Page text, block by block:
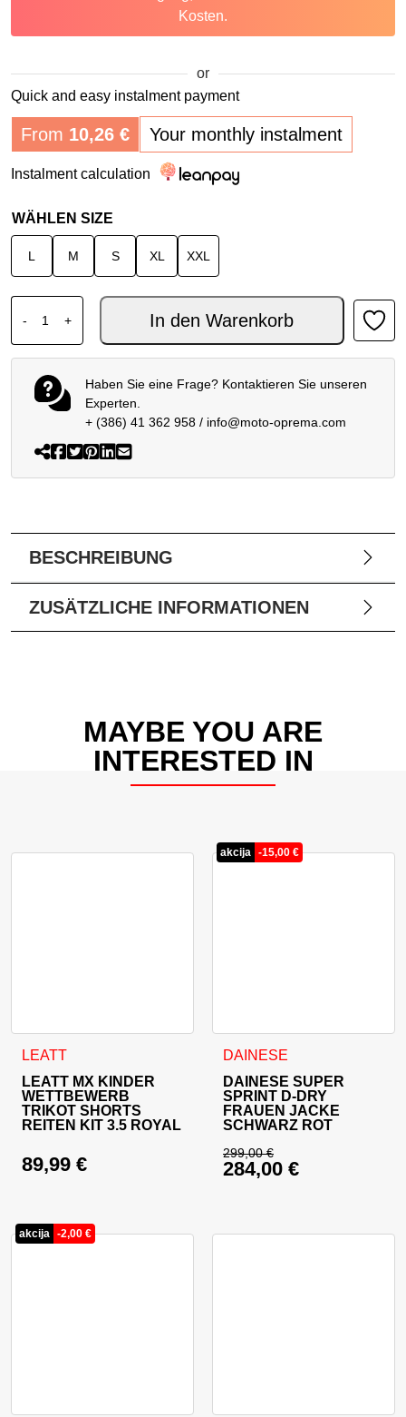
Kosten.
or
Quick and easy instalment payment
From 10,26 € Your monthly instalment
Instalment calculation
WÄHLEN SIZE
L M S XL XXL
-
ALPINESTARS STELLA BOGOTA PRO DS JACKE
+ In den Warenkorb
Haben Sie eine Frage? Kontaktieren Sie unseren
Experten.
+ (386) 41 362 958/ info@moto-oprema.com
BESCHREIBUNG
ZUSÄTZLICHE INFORMATIONEN
MAYBE YOU ARE
INTERESTED IN
LEATT
LEATT MX KINDER
WETTBEWERB
TRIKOT SHORTS
REITEN KIT 3.5 ROYAL
89,99 €
Dieses Produkt weist mehrere Varianten auf. Die Optionen
akcija -15,00 €
DAINESE
DAINESE SUPER
SPRINT D-DRY
FRAUEN JACKE
SCHWARZ ROT
299,00€
Ursprünglicher
284,00 €
Dieses Produkt weist
akcija -2,00 €